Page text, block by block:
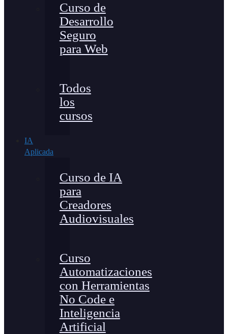
Curso de
Desarrollo
Seguro
para Web
Todos
los
cursos
IA
Aplicada
Curso de IA
para
Creadores
Audiovisuales
Curso
Automatizaciones
con Herramientas
No Code e
Inteligencia
Artificial